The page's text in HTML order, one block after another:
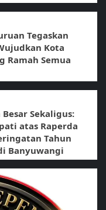
Tegaskan
Kota
Ramah Semua
Sekaligus:
atas Raperda
Tahun
Banyuwangi